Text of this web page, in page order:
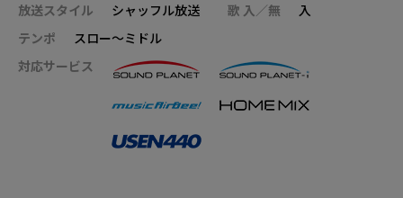
放送スタイル シャッフル放送 歌 入／無
入
テンポ
スロー～ミドル
対応サービス